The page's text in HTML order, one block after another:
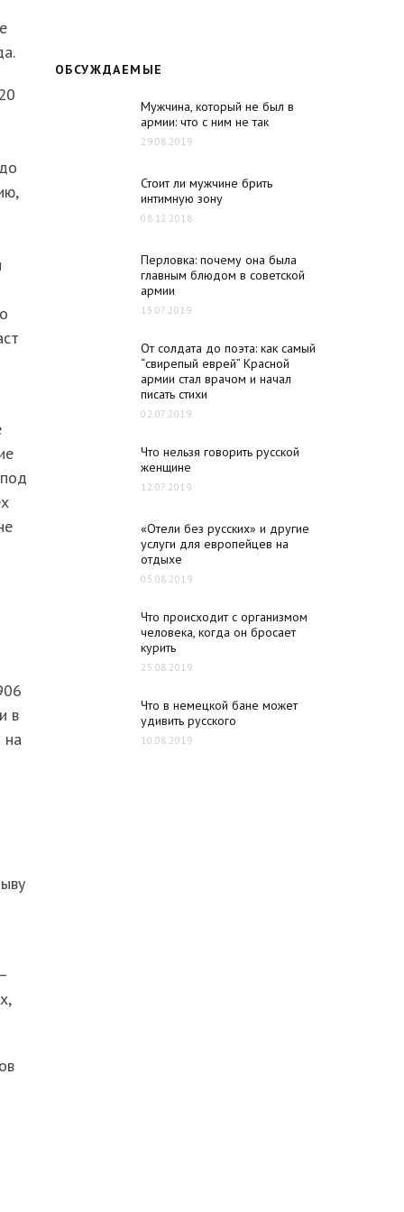
в
на
ОБСУЖДАЕМЫЕ
Мужчина, который не был в
армии: что с ним не так
29.08.2019
Стоит ли мужчине брить
интимную зону
08.12.2018
Перловка: почему она была
главным блюдом в советской
армии
15.07.2019
От солдата до поэта: как самый
“свирепый еврей” Красной
армии стал врачом и начал
писать стихи
02.07.2019
Что нельзя говорить русской
женщине
12.07.2019
«Отели без русских» и другие
услуги для европейцев на
отдыхе
05.08.2019
Что происходит с организмом
человека, когда он бросает
курить
25.08.2019
Что в немецкой бане может
удивить русского
10.08.2019